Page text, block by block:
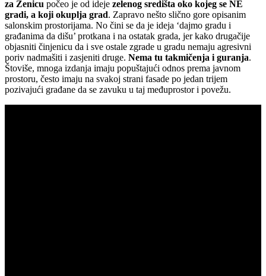
za Zenicu počeo je od ideje zelenog središta oko kojeg se NE
gradi, a koji okuplja grad. Zapravo nešto slično gore opisanim
salonskim prostorijama. No čini se da je ideja ‘dajmo gradu i
građanima da dišu’ protkana i na ostatak grada, jer kako drugačije
objasniti činjenicu da i sve ostale zgrade u gradu nemaju agresivni
poriv nadmašiti i zasjeniti druge. Nema tu takmičenja i guranja.
Štoviše, mnoga izdanja imaju popuštajući odnos prema javnom
prostoru, često imaju na svakoj strani fasade po jedan trijem
pozivajući građane da se zavuku u taj međuprostor i povežu.